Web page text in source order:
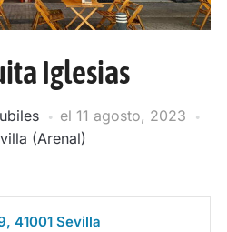
Iglesias
el 11 agosto, 2023
(Arenal)
41001 Sevilla